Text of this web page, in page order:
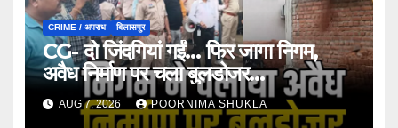
CRIME / अपराध बिलासपुर
CG- दो जिंदगियां गईं… फिर जागा निगम,
अवैध निर्माण पर चला बुलडोजर…
AUG 7, 2026 POORNIMA SHUKLA